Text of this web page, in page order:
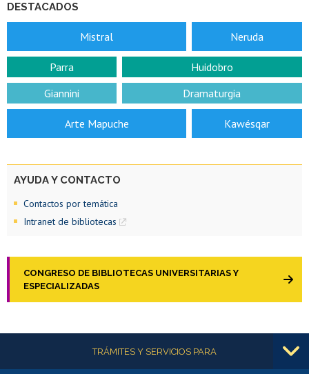
DESTACADOS
Mistral Neruda
Parra
Huidobro
Giannini
Dramaturgia
Arte Mapuche Kawésqar
AYUDA Y CONTACTO
Contactos por temática
Intranet de bibliotecas
CONGRESO DE BIBLIOTECAS UNIVERSITARIAS Y
ESPECIALIZADAS
Más informaciónTRÁMITES Y SERVICIOS PARA